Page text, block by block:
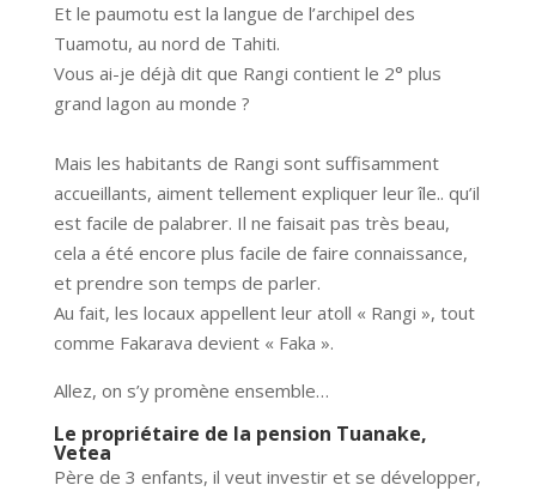
Et le paumotu est la langue de l’archipel des
Tuamotu, au nord de Tahiti.
Vous ai-je déjà dit que Rangi contient le 2° plus
grand lagon au monde ?
Mais les habitants de Rangi sont suffisamment
accueillants, aiment tellement expliquer leur île.. qu’il
est facile de palabrer. Il ne faisait pas très beau,
cela a été encore plus facile de faire connaissance,
et prendre son temps de parler.
Au fait, les locaux appellent leur atoll « Rangi », tout
comme Fakarava devient « Faka ».
Allez, on s’y promène ensemble…
Le propriétaire de la pension Tuanake,
Vetea
Père de 3 enfants, il veut investir et se développer,